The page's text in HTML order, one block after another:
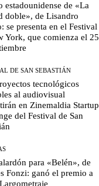
estadounidense de «La
doble», de Lisandro
se presenta en el Festival
York, que comienza el 25
DE SAN SEBASTIÁN
tecnológicos
al audiovisual
en Zinemaldia Startup
del Festival de San
para «Belén», de
Fonzi: ganó el premio a